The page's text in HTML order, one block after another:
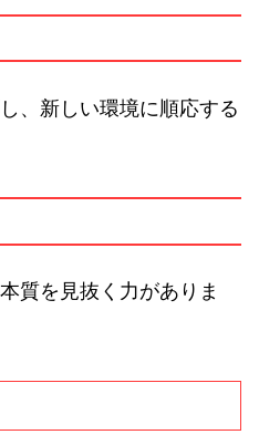
、新しい環境に順応する
質を見抜く力がありま